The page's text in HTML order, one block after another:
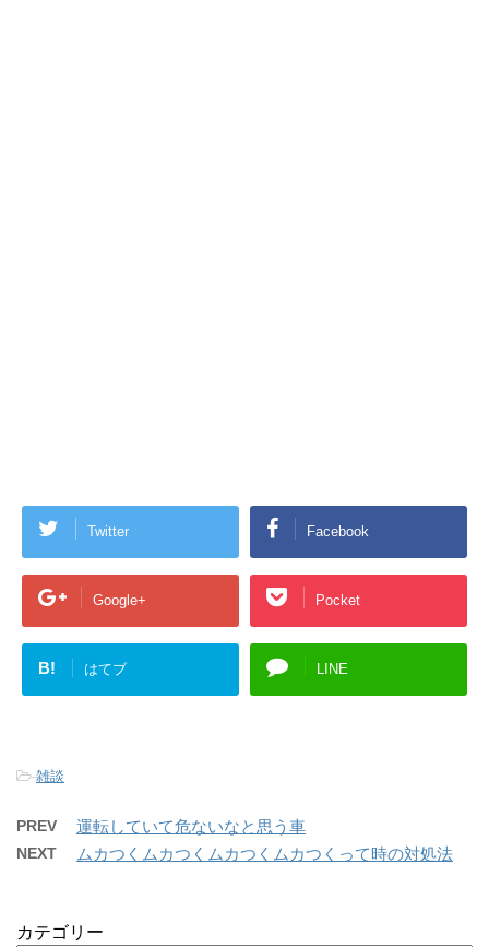
Twitter Facebook
Google+ Pocket
B! はてブ LINE
-雑談
PREV 運転していて危ないなと思う車
NEXT ムカつくムカつくムカつくムカつくって時の対処法
カテゴリー